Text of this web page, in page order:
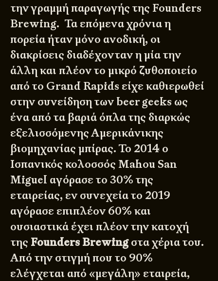
την γραμμή παραγωγής της Founders
Brewing. Τα επόμενα χρόνια η
πορεία ήταν μόνο ανοδική, οι
διακρίσεις διαδέχονταν η μία την
άλλη και πλέον το μικρό ζυθοποιείο
από το Grand Rapids είχε καθιερωθεί
στην συνείδηση των beer geeks ως
ένα από τα βαριά όπλα της διαρκώς
εξελισσόμενης Αμερικάνικης
βιομηχανίας μπίρας. Το 2014 ο
Ισπανικός κολοσσός Mahou San
Miguel αγόρασε το 30% της
εταιρείας, εν συνεχεία το 2019
αγόρασε επιπλέον 60% και
ουσιαστικά έχει πλέον την κατοχή
της Founders Brewingστα χέρια του.
Από την στιγμή που το 90%
ελέγχεται από «μεγάλη» εταιρεία,